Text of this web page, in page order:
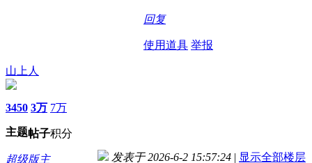
回复
使用道具 举报
山上人
3450
主题
3万
帖子
7万
积分
超级版主 发表于 2026-6-2 15:57:24 | 显示全部楼层